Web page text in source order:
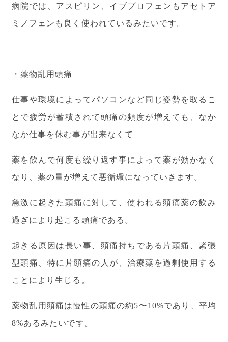
病院では、アスピリン、イブプロフェンもアセトア
ミノフェンも良く使われているみたいです。
・薬物乱用頭痛
仕事や環境によってパソコンなど同じ姿勢を取るこ
とで疲労が蓄積されて頭痛の頻度が増えても、なか
なか仕事を休む事が出来なくて
薬を飲んで何度も繰り返す事によって薬が効かなく
なり、薬の量が増えて悪循環になっていきます。
急激に起きた頭痛に対して、使われる頭痛薬の飲み
過ぎにより起こる頭痛である。
起きる原因は長い事、頭痛持ちである片頭痛、緊張
型頭痛、特に片頭痛の人が、治療薬を過剰使用する
ことにより生じる。
薬物乱用頭痛は慢性の頭痛の約5〜10%であり、平均
8%あるみたいです。